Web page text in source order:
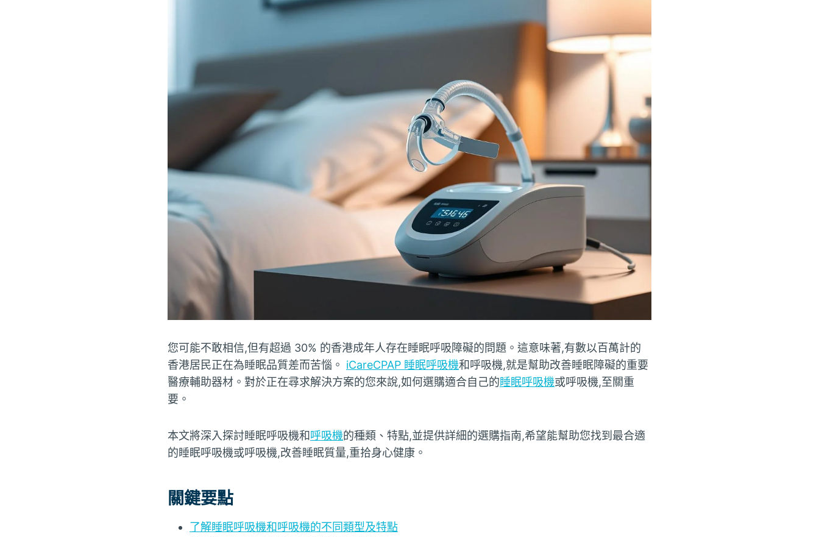
您可能不敢相信,但有超過 30% 的香港成年人存在睡眠呼吸障礙的問題。這意味著,有數以百萬計的
香港居民正在為睡眠品質差而苦惱。 iCareCPAP 睡眠呼吸機和呼吸機,就是幫助改善睡眠障礙的重要
醫療輔助器材。對於正在尋求解決方案的您來說,如何選購適合自己的睡眠呼吸機或呼吸機,至關重
要。
本文將深入探討睡眠呼吸機和呼吸機的種類、特點,並提供詳細的選購指南,希望能幫助您找到最合適
的睡眠呼吸機或呼吸機,改善睡眠質量,重拾身心健康。
關鍵要點
了解睡眠呼吸機和呼吸機的不同類型及特點